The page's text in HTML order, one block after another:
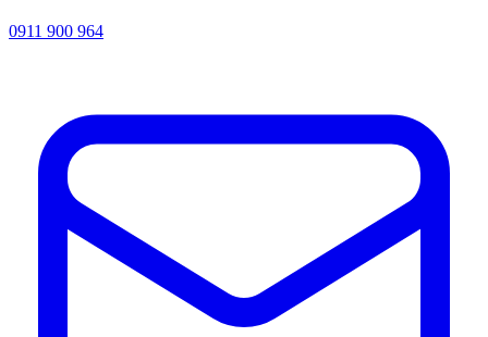
0911 900 964